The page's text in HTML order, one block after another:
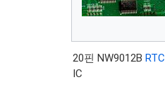
20핀 NW9012BRTC
IC